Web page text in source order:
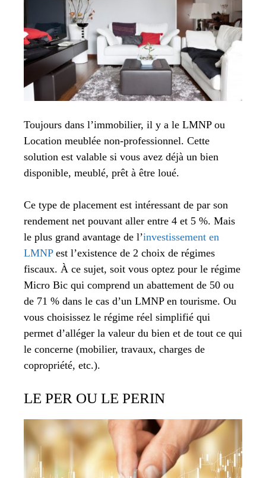
Toujours dans l’immobilier, il y a le LMNP ou
Location meublée non-professionnel. Cette
solution est valable si vous avez déjà un bien
disponible, meublé, prêt à être loué.
Ce type de placement est intéressant de par son
rendement net pouvant aller entre 4 et 5 %. Mais
le plus grand avantage de l’investissement en
LMNPest l’existence de 2 choix de régimes
fiscaux. À ce sujet, soit vous optez pour le régime
Micro Bic qui comprend un abattement de 50 ou
de 71 % dans le cas d’un LMNP en tourisme. Ou
vous choisissez le régime réel simplifié qui
permet d’alléger la valeur du bien et de tout ce qui
le concerne (mobilier, travaux, charges de
copropriété, etc.).
LE PER OU LE PERIN